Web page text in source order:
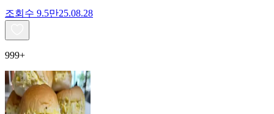
조회수 9.5만25.08.28
999+